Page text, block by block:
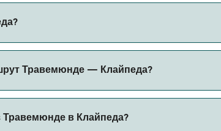
актуальную информацию через наш Поиск
Травемюнде — Клайпеда?
Травемюнде в Клайпеда?